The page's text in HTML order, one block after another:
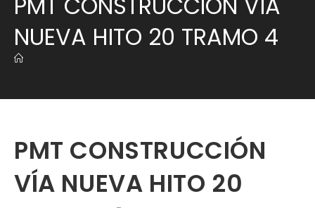
NUEVA HITO 20 TRAMO 4
PMT CONSTRUCCIÓN
VÍA NUEVA HITO 20